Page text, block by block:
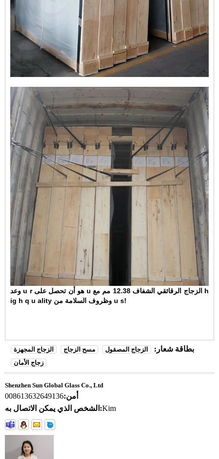
وعد u r هو أن تحصل على u الزجاج الرقائقي الشفاف 12.38 مم مع h
ig h q u ality وظروف السلامة من u s!
بطاقة شعار: الزجاج المصقول مسح الزجاج
الزجاج المجهزة
زجاج الأمان
Shenzhen Sun Global Glass Co., Ltd
أمن:008613632649136
الشخص الذي يمكن الاتصال به:Kim